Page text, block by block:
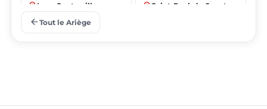
place Lorp-Sentaraille place Saint-Paul-de-Jarrat
arrow_back Tout le Ariège